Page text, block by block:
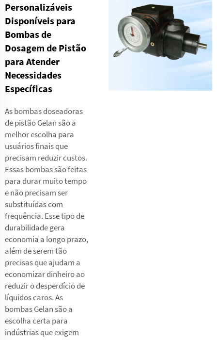
Personalizáveis
Disponíveis para
Bombas de
Dosagem de Pistão
para Atender
Necessidades
Específicas
As bombas doseadoras
de pistão Gelan são a
melhor escolha para
usuários finais que
precisam reduzir custos.
Essas bombas são feitas
para durar muito tempo
e não precisam ser
substituídas com
frequência. Esse tipo de
durabilidade gera
economia a longo prazo,
além de serem tão
precisas que ajudam a
economizar dinheiro ao
reduzir o desperdício de
líquidos caros. As
bombas Gelan são a
escolha certa para
indústrias que exigem